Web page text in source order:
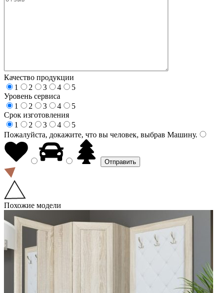
Качество продукции
1
2 3 4
5
Уровень сервиса
1
2 3 4
5
Срок изготовления
1
2 3 4
5
Пожалуйста, докажите, что вы человек, выбрав Машину.
Похожие модели